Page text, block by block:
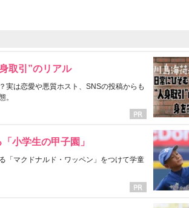
取引”のリアル
実は恋愛や悪質ホスト、SNSの投稿からも
。
小学生の甲子園」
「マクドナルド・ワッペン」をつけて学童